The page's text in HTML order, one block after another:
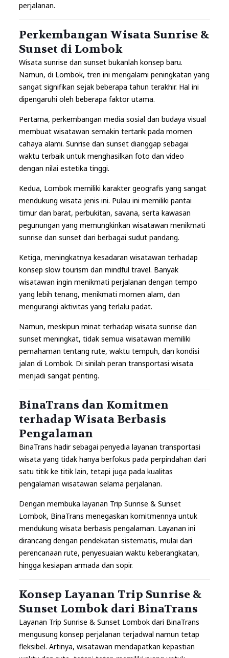
perjalanan.
Perkembangan Wisata Sunrise &
Sunset di Lombok
Wisata sunrise dan sunset bukanlah konsep baru.
Namun, di Lombok, tren ini mengalami peningkatan yang
sangat signifikan sejak beberapa tahun terakhir. Hal ini
dipengaruhi oleh beberapa faktor utama.
Pertama, perkembangan media sosial dan budaya visual
membuat wisatawan semakin tertarik pada momen
cahaya alami. Sunrise dan sunset dianggap sebagai
waktu terbaik untuk menghasilkan foto dan video
dengan nilai estetika tinggi.
Kedua, Lombok memiliki karakter geografis yang sangat
mendukung wisata jenis ini. Pulau ini memiliki pantai
timur dan barat, perbukitan, savana, serta kawasan
pegunungan yang memungkinkan wisatawan menikmati
sunrise dan sunset dari berbagai sudut pandang.
Ketiga, meningkatnya kesadaran wisatawan terhadap
konsep slow tourism dan mindful travel. Banyak
wisatawan ingin menikmati perjalanan dengan tempo
yang lebih tenang, menikmati momen alam, dan
mengurangi aktivitas yang terlalu padat.
Namun, meskipun minat terhadap wisata sunrise dan
sunset meningkat, tidak semua wisatawan memiliki
pemahaman tentang rute, waktu tempuh, dan kondisi
jalan di Lombok. Di sinilah peran transportasi wisata
menjadi sangat penting.
BinaTrans dan Komitmen
terhadap Wisata Berbasis
Pengalaman
BinaTrans hadir sebagai penyedia layanan transportasi
wisata yang tidak hanya berfokus pada perpindahan dari
satu titik ke titik lain, tetapi juga pada kualitas
pengalaman wisatawan selama perjalanan.
Dengan membuka layanan Trip Sunrise & Sunset
Lombok, BinaTrans menegaskan komitmennya untuk
mendukung wisata berbasis pengalaman. Layanan ini
dirancang dengan pendekatan sistematis, mulai dari
perencanaan rute, penyesuaian waktu keberangkatan,
hingga kesiapan armada dan sopir.
Konsep Layanan Trip Sunrise &
Sunset Lombok dari BinaTrans
Layanan Trip Sunrise & Sunset Lombok dari BinaTrans
mengusung konsep perjalanan terjadwal namun tetap
fleksibel. Artinya, wisatawan mendapatkan kepastian